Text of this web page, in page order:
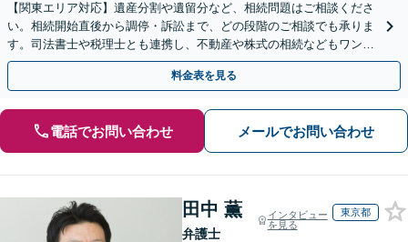
【関東エリア対応】遺産分割や遺留分など、相続問題はご相談くださ
い。相続開始直後から調停・訴訟まで、どの段階のご相談でも承りま
す。司法書士や税理士とも連携し、不動産や株式の相続などもワンス
トップで対応可能。遺言書作成や事業承継のご相談にも対応
料金表を見る
電話でお問い合わせ メールでお問い合わせ
田中 薫
弁護士
インタビュー
を見る
東京都